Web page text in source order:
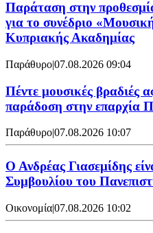
Παράταση στην
για το συνέδριο
Κυπριακής Ακαδημίας
Παράθυρο|07.08.2026 09:04
Πέντε μουσικές βραδιές
παράδοση στην επαρχία
Παράθυρο|07.08.2026 10:07
Ο Ανδρέας Γιασεμίδης
Συμβουλίου του
Οικονομία|07.08.2026 10:02